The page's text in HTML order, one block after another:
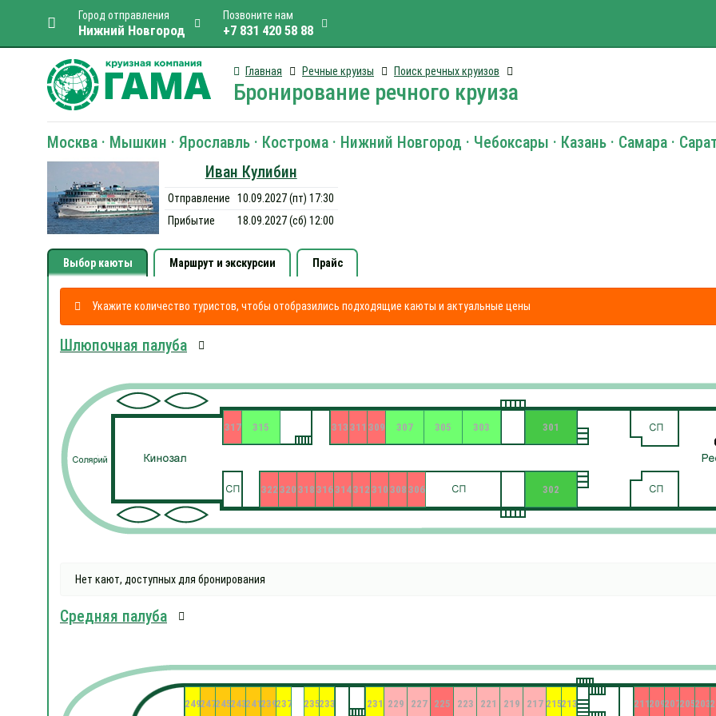
Город отправления
Нижний Новгород
Позвоните нам
+7 831 420 58 88
Главная Речные круизы Поиск речных круизов
Бронирование речного круиза
Москва · Мышкин · Ярославль · Кострома · Нижний Новгород · Чебоксары · Казань · Самара ·
Иван Кулибин
Отправление
10.09.2027 (пт) 17:30
Прибытие
18.09.2027 (сб) 12:00
Выбор каюты Маршрут и экскурсии Прайс
Укажите количество туристов, чтобы отобразились подходящие каюты и актуальные цены
Шлюпочная палуба
301
302
303
305
306
307
308
309
310
311
312
313
314
315
316
317
318
320
322
Нет кают, доступных для бронирования
Средняя палуба
203
205
207
209
211
213
215
217
219
221
223
225
227
229
231
233
235
237
239
241
243
245
247
249